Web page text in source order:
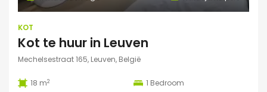
KOT
Kot te huur in Leuven
Mechelsestraat 165, Leuven, België
18 m2 1 Bedroom